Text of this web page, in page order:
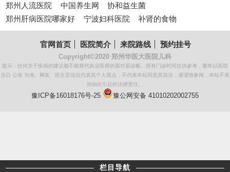
郑州人流医院
中国养生网
协和益生菌
郑州肝病医院哪家好
宁波妇科医院 补肾的食物
官网首页 医院简介 来院路线 预约挂号
Copyright©2020 郑州华医大医院儿科
提示：任何关于疾病的建议都不能替代执业医师的面对面诊断。所有门诊时间仅供参考，最终以医院
当日 公布 为准。网友、医生言论仅代表其个人观点，不代表本站同意其说法，请谨慎参阅，本站不承
担由此引起的法律责任。
豫ICP备16018176号-25 豫公网安备 41010202002755
栏目导航